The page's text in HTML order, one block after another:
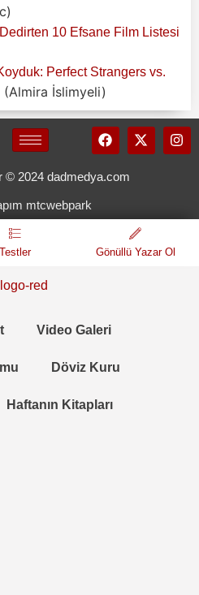
10 Efsane Film Listesi
Perfect Strangers vs.
(Almira İslimyeli)
© 2024 dadmedya.com
mtcwebpark
Testler Gönüllü Yazar Ol
Video Galeri
Döviz Kuru
Haftanın Kitapları